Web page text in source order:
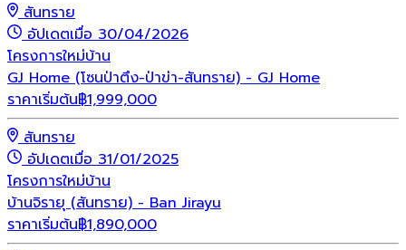
สันทราย
อัปเดตเมื่อ 30/04/2026
โครงการใหม่บ้าน
GJ Home (โซนป่าตึง-ป่าข่า-สันทราย) - GJ Home
ราคาเริ่มต้น฿1,999,000
สันทราย
อัปเดตเมื่อ 31/01/2025
โครงการใหม่บ้าน
บ้านจิรายุ (สันทราย) - Ban Jirayu
ราคาเริ่มต้น฿1,890,000